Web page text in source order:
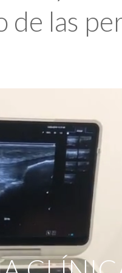
de las